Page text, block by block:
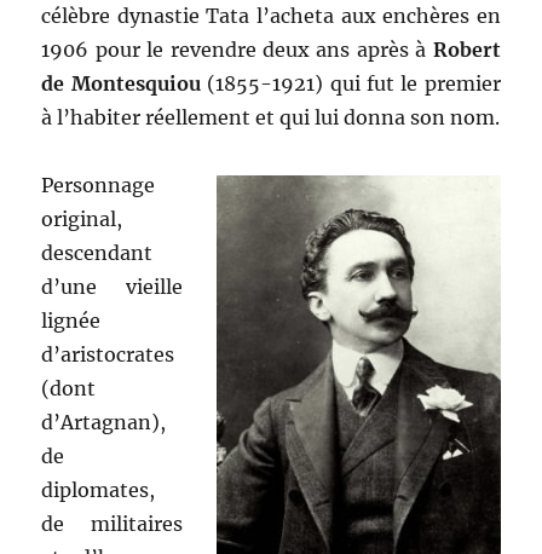
célèbre dynastie Tata l’acheta aux enchères en
1906 pour le revendre deux ans après à Robert
de Montesquiou(1855-1921) qui fut le premier
à l’habiter réellement et qui lui donna son nom.
Personnage
original,
descendant
d’une vieille
lignée
d’aristocrates
(dont
d’Artagnan),
de
diplomates,
de militaires